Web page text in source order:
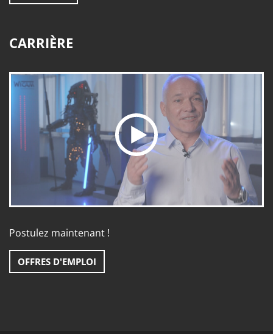
CARRIÈRE
Postulez maintenant !
OFFRES D'EMPLOI